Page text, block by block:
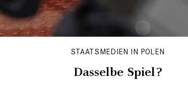
STAATSMEDIEN IN POLEN
Dasselbe Spiel?